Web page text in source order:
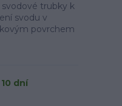
trubky k
svodu v
povrchem
dní